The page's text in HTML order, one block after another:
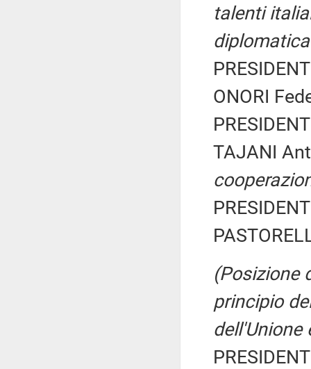
talenti
ONORI
TAJANI
(Posizione
principio
dell'Unione